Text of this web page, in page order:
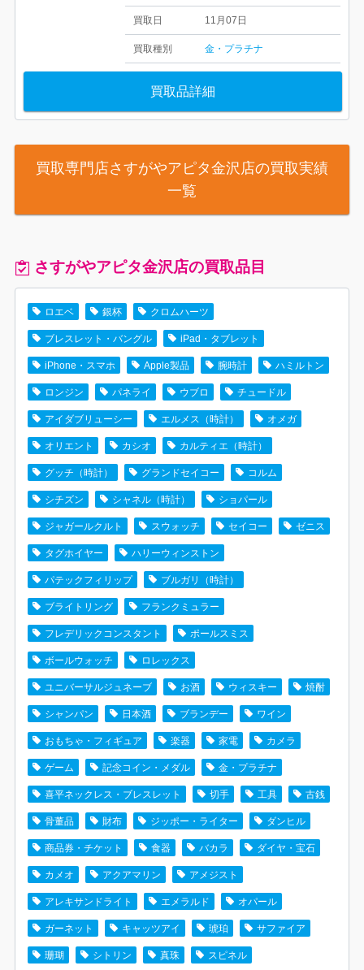
買取日 11月07日
買取種別 金・プラチナ
買取品詳細
買取専門店さすがやアピタ金沢店の買取実績
一覧
さすがやアピタ金沢店の買取品目
ロエベ 銀杯 クロムハーツ
ブレスレット・バングル iPad・タブレット
iPhone・スマホ Apple製品 腕時計 ハミルトン
ロンジン パネライ ウブロ チュードル
アイダブリューシー エルメス（時計） オメガ
オリエント カシオ カルティエ（時計）
グッチ（時計） グランドセイコー コルム
シチズン シャネル（時計） ショパール
ジャガールクルト スウォッチ セイコー ゼニス
タグホイヤー ハリーウィンストン
パテックフィリップ ブルガリ（時計）
ブライトリング フランクミュラー
フレデリックコンスタント ポールスミス
ボールウォッチ ロレックス
ユニバーサルジュネーブ お酒 ウィスキー 焼酎
シャンパン 日本酒 ブランデー ワイン
おもちゃ・フィギュア 楽器 家電 カメラ
ゲーム 記念コイン・メダル 金・プラチナ
喜平ネックレス・ブレスレット 切手 工具 古銭
骨董品 財布 ジッポー・ライター ダンヒル
商品券・チケット 食器 バカラ ダイヤ・宝石
カメオ アクアマリン アメジスト
アレキサンドライト エメラルド オパール
ガーネット キャッツアイ 琥珀 サファイア
珊瑚 シトリン 真珠 スピネル